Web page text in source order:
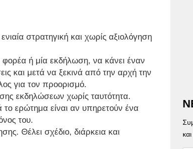
στρατηγική και χωρίς αξιολόγηση
ή μία εκδήλωση, να κάνει έναν
και μετά να ξεκινά από την αρχή την
για τον προορισμό.
εκδηλώσεων χωρίς ταυτότητα.
το ερώτημα είναι αν υπηρετούν ένα
του.
Θέλει σχέδιο, διάρκεια και